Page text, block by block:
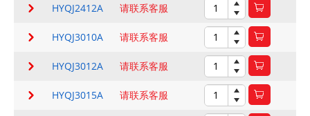
HYQJ2412A 请联系客服
HYQJ3010A 请联系客服
HYQJ3012A 请联系客服
HYQJ3015A 请联系客服